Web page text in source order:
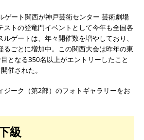
ゲート関西が神戸芸術センター 芸術劇場
ストの登竜門イベントとして今年も全国各
ゲートは、年々開催数を増やしており、
るごとに増加中。この関西大会は昨年の東
となる350名以上がエントリーしたこと
催された。
ジーク（第2部）のフォトギャラリーをお
級